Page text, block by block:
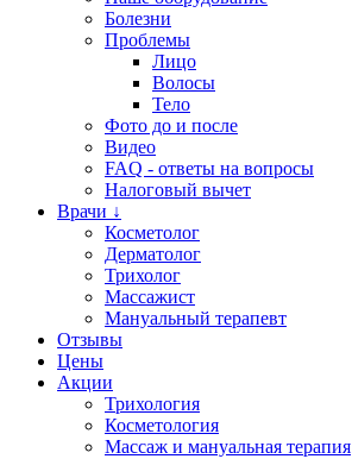
Болезни
Проблемы
Лицо
Волосы
Тело
Фото до и после
Видео
FAQ - ответы на вопросы
Налоговый вычет
Врачи ↓
Косметолог
Дерматолог
Трихолог
Массажист
Мануальный терапевт
Отзывы
Цены
Акции
Трихология
Косметология
Массаж и мануальная терапия